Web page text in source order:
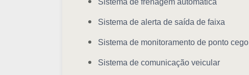
Sistema de frenagem automática
Sistema de alerta de saída de faixa
Sistema de monitoramento de ponto cego
Sistema de comunicação veicular